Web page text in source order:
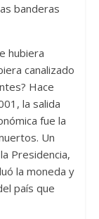
banderas
hubiera
canalizado
Hace
la salida
fue la
Un
Presidencia,
la moneda y
país que